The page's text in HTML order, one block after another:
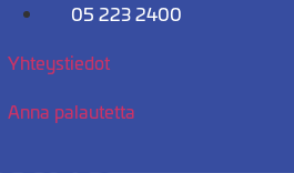
Mene
05 223 2400
Yhteystiedot
Anna palautetta